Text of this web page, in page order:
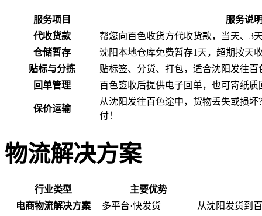
服务项目
服务说
代收货款
帮您向百色收货方代收货款，当天、3
仓储暂存
沈阳本地仓库免费暂存1天，超期按天
贴标与分拣
贴标签、分货、打包，适合沈阳发往
回单管理
百色签收后提供电子回单，也可寄纸质
保价运输
从沈阳发往百色途中，货物丢失或损
付！
物流解决方案
行业类型
主要优势
电商物流解决方案
多平台·快发货
从沈阳发货到